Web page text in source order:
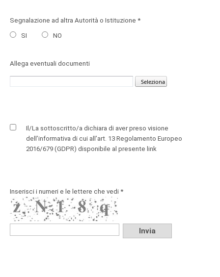
Segnalazione ad altra Autorità o Istituzione *
SI NO
Allega eventuali documenti
Il/La sottoscritto/a dichiara di aver preso visione
dell’informativa di cui all’art. 13 Regolamento Europeo
2016/679 (GDPR) disponibile al presente link
Inserisci i numeri e le lettere che vedi *